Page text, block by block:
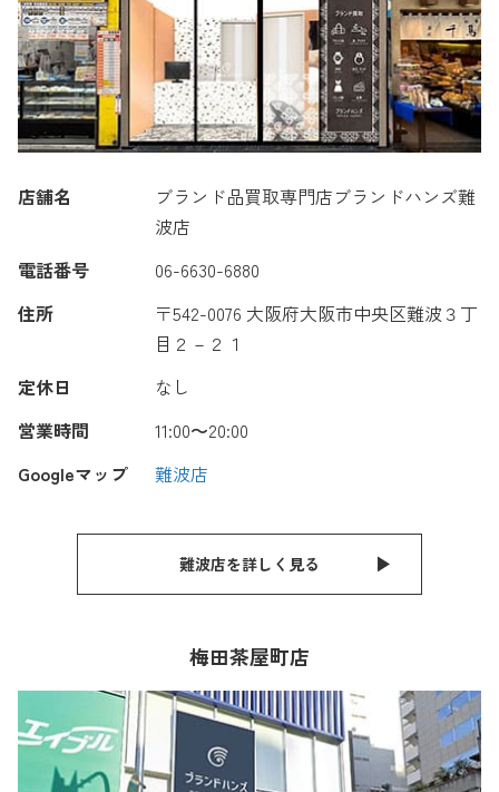
店舗名
ブランド品買取専門店ブランドハンズ難
波店
電話番号
06-6630-6880
住所
〒542-0076 大阪府大阪市中央区難波３丁
目２－２１
定休日
なし
営業時間
11:00〜20:00
Googleマップ
難波店
難波店を詳しく見る
梅田茶屋町店